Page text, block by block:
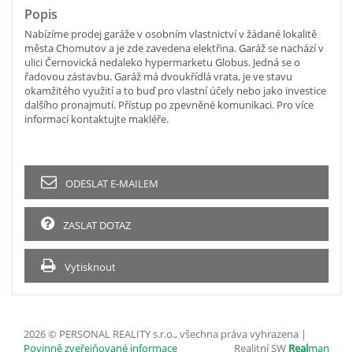
Popis
Nabízíme prodej garáže v osobním vlastnictví v žádané lokalitě
města Chomutov a je zde zavedena elektřina. Garáž se nachází v
ulici Černovická nedaleko hypermarketu Globus. Jedná se o
řadovou zástavbu. Garáž má dvoukřídlá vrata, je ve stavu
okamžitého využití a to buď pro vlastní účely nebo jako investice
dalšího pronajmutí. Přístup po zpevněné komunikaci. Pro více
informací kontaktujte makléře.
ODESLAT E-MAILEM
ZASLAT DOTAZ
Vytisknout
2026 © PERSONAL REALITY s.r.o., všechna práva vyhrazena |
Povinně zveřejňované informace
Realitní SW Realman